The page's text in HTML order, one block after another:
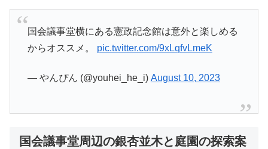
国会議事堂横にある憲政記念館は意外と楽しめる
からオススメ。 pic.twitter.com/9xLqfvLmeK
— やんぴん (@youhei_he_i) August 10, 2023
国会議事堂周辺の銀杏並木と庭園の探索案